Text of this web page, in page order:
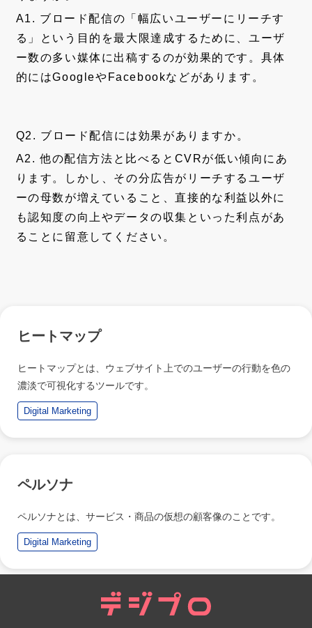
A1. ブロード配信の「幅広いユーザーにリーチす
る」という目的を最大限達成するために、ユーザ
ー数の多い媒体に出稿するのが効果的です。具体
的にはGoogleやFacebookなどがあります。
Q2. ブロード配信には効果がありますか。
A2. 他の配信方法と比べるとCVRが低い傾向にあ
ります。しかし、その分広告がリーチするユーザ
ーの母数が増えていること、直接的な利益以外に
も認知度の向上やデータの収集といった利点があ
ることに留意してください。
ヒートマップ
ヒートマップとは、ウェブサイト上でのユーザーの行動を色の
濃淡で可視化するツールです。
Digital Marketing
ペルソナ
ペルソナとは、サービス・商品の仮想の顧客像のことです。
Digital Marketing